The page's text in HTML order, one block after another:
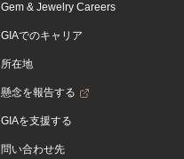
Gem & Jewelry Careers
GIAでのキャリア
所在地
懸念を報告する
GIAを支援する
問い合わせ先